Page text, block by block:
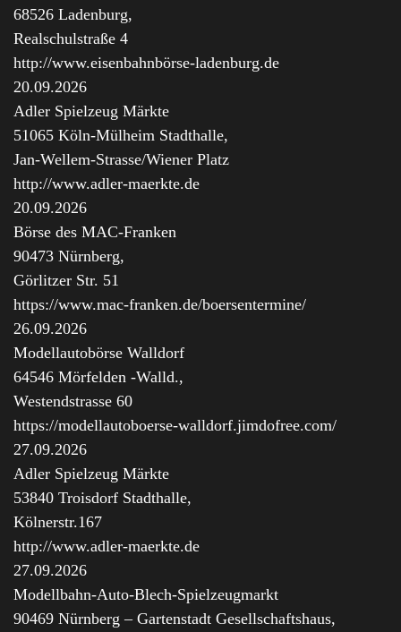
68526 Ladenburg,
Realschulstraße 4
http://www.eisenbahnbörse-ladenburg.de
20.09.2026
Adler Spielzeug Märkte
51065 Köln-Mülheim Stadthalle,
Jan-Wellem-Strasse/Wiener Platz
http://www.adler-maerkte.de
20.09.2026
Börse des MAC-Franken
90473 Nürnberg,
Görlitzer Str. 51
https://www.mac-franken.de/boersentermine/
26.09.2026
Modellautobörse Walldorf
64546 Mörfelden -Walld.,
Westendstrasse 60
https://modellautoboerse-walldorf.jimdofree.com/
27.09.2026
Adler Spielzeug Märkte
53840 Troisdorf Stadthalle,
Kölnerstr.167
http://www.adler-maerkte.de
27.09.2026
Modellbahn-Auto-Blech-Spielzeugmarkt
90469 Nürnberg – Gartenstadt Gesellschaftshaus,